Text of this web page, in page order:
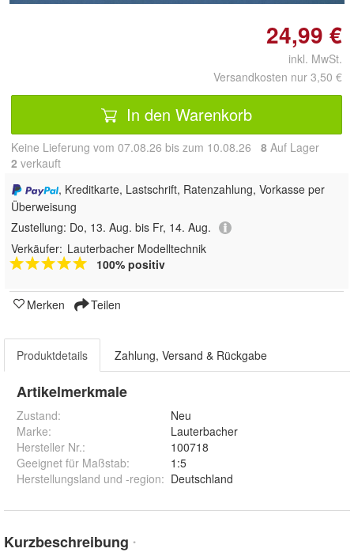
24,99 €
inkl. MwSt.
Versandkosten nur 3,50 €
In den Warenkorb
Keine Lieferung vom 07.08.26 bis zum 10.08.26 8 Auf Lager
2 verkauft
, Kreditkarte, Lastschrift, Ratenzahlung, Vorkasse per
Überweisung
Zustellung: Do, 13. Aug. bis Fr, 14. Aug.
Verkäufer: Lauterbacher Modelltechnik
100% positiv
Merken Teilen
Produktdetails Zahlung, Versand & Rückgabe
Artikelmerkmale
Zustand:
Neu
Marke:
Lauterbacher
Hersteller Nr.:
100718
Geeignet für Maßstab:
1:5
Herstellungsland und -region: Deutschland
Kurzbeschreibung *